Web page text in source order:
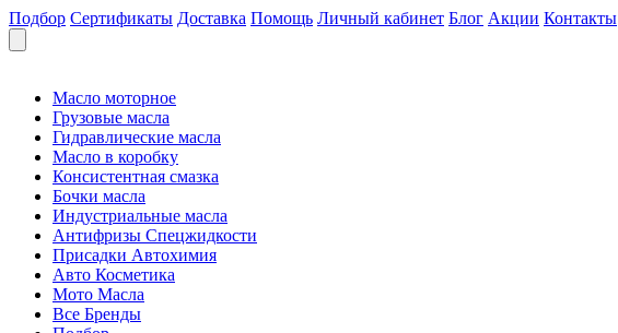
Подбор Сертификаты Доставка Помощь Личный кабинет Блог Акции Контакты
Масло моторное
Грузовые масла
Гидравлические масла
Масло в коробку
Консистентная смазка
Бочки масла
Индустриальные масла
Антифризы Спецжидкости
Присадки Автохимия
Авто Косметика
Мото Масла
Все Бренды